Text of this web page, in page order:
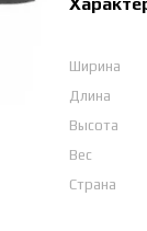
Ширина
Длина
Высота
Вес
Страна